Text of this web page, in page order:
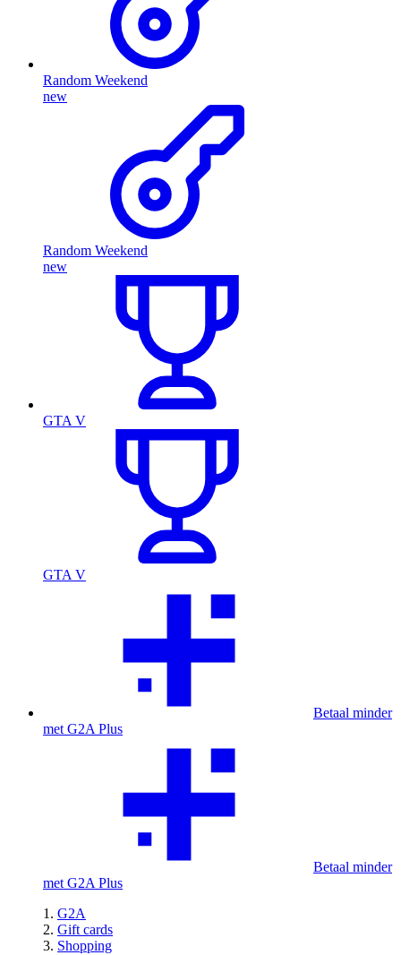
Random Weekend
new
Random Weekend
new
GTA V
GTA V
Betaal minder
met G2A Plus
Betaal minder
met G2A Plus
G2A
Gift cards
Shopping